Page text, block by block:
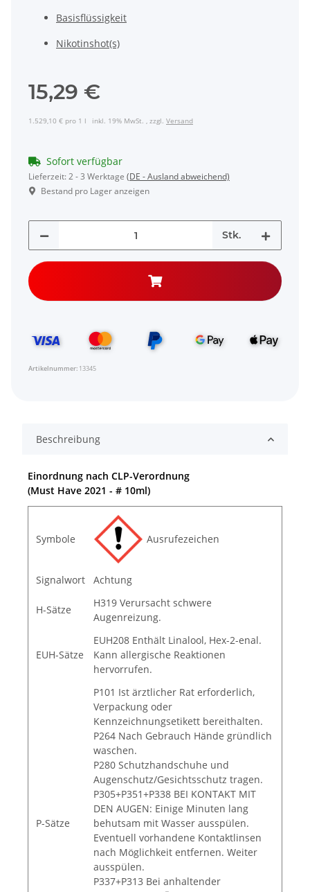
Basisflüssigkeit
Nikotinshot(s)
15,29 €
1.529,10 € pro 1 l inkl. 19% MwSt. , zzgl. Versand
Sofort verfügbar
Lieferzeit:2 - 3 Werktage (DE - Ausland abweichend)
Bestand pro Lager anzeigen
Stk.
Artikelnummer: 13345
Beschreibung
Einordnung nach CLP-Verordnung
(Must Have 2021 - # 10ml)
Symbole Ausrufezeichen
Signalwort Achtung
H-Sätze
H319 Verursacht schwere
Augenreizung.
EUH-Sätze
EUH208 Enthält Linalool, Hex-2-enal.
Kann allergische Reaktionen
hervorrufen.
P-Sätze
P101 Ist ärztlicher Rat erforderlich,
Verpackung oder
Kennzeichnungsetikett bereithalten.
P264 Nach Gebrauch Hände gründlich
waschen.
P280 Schutzhandschuhe und
Augenschutz/Gesichtsschutz tragen.
P305+P351+P338 BEI KONTAKT MIT
DEN AUGEN: Einige Minuten lang
behutsam mit Wasser ausspülen.
Eventuell vorhandene Kontaktlinsen
nach Möglichkeit entfernen. Weiter
ausspülen.
P337+P313 Bei anhaltender